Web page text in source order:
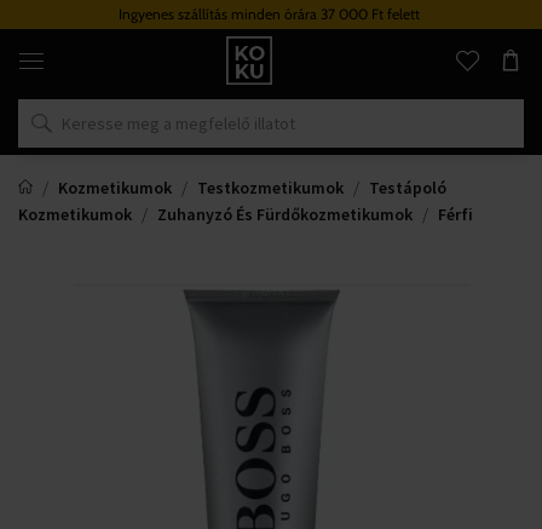
Ingyenes szállítás minden órára 37 000 Ft felett
Eredeti
parfümök
órák
egy
Kozmetikumok Testkozmetikumok
Testápoló
Kozmetikumok
Zuhanyzó És Fürdőkozmetikumok Férfi